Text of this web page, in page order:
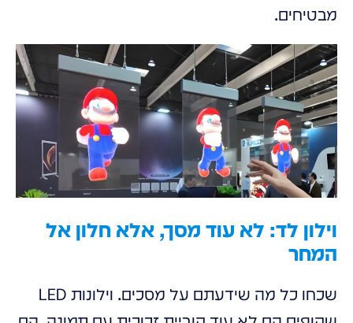
מבטיחים.
וילון לד: לא עוד מסך, אלא חלון אל
המחר
שכחו כל מה שידעתם על מסכים. וילונות LED